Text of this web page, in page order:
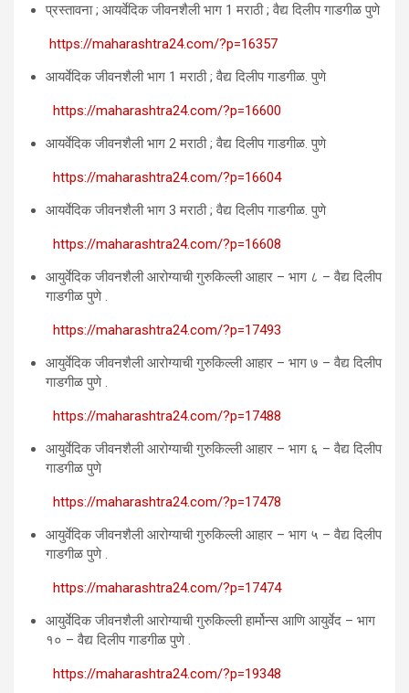
प्रस्तावना ; आयर्वेदिक जीवनशैली भाग 1 मराठी ; वैद्य दिलीप गाडगीळ पुणे
https://maharashtra24.com/?p=16357
आयर्वेदिक जीवनशैली भाग 1 मराठी ; वैद्य दिलीप गाडगीळ. पुणे
https://maharashtra24.com/?p=16600
आयर्वेदिक जीवनशैली भाग 2 मराठी ; वैद्य दिलीप गाडगीळ. पुणे
https://maharashtra24.com/?p=16604
आयर्वेदिक जीवनशैली भाग 3 मराठी ; वैद्य दिलीप गाडगीळ. पुणे
https://maharashtra24.com/?p=16608
आयुर्वेदिक जीवनशैली आरोग्याची गुरुकिल्ली आहार – भाग ८ – वैद्य दिलीप
गाडगीळ पुणे .
https://maharashtra24.com/?p=17493
आयुर्वेदिक जीवनशैली आरोग्याची गुरुकिल्ली आहार – भाग ७ – वैद्य दिलीप
गाडगीळ पुणे .
https://maharashtra24.com/?p=17488
आयुर्वेदिक जीवनशैली आरोग्याची गुरुकिल्ली आहार – भाग ६ – वैद्य दिलीप
गाडगीळ पुणे
https://maharashtra24.com/?p=17478
आयुर्वेदिक जीवनशैली आरोग्याची गुरुकिल्ली आहार – भाग ५ – वैद्य दिलीप
गाडगीळ पुणे .
https://maharashtra24.com/?p=17474
आयुर्वेदिक जीवनशैली आरोग्याची गुरुकिल्ली हार्मोन्स आणि आयुर्वेद – भाग
१० – वैद्य दिलीप गाडगीळ पुणे .
https://maharashtra24.com/?p=19348